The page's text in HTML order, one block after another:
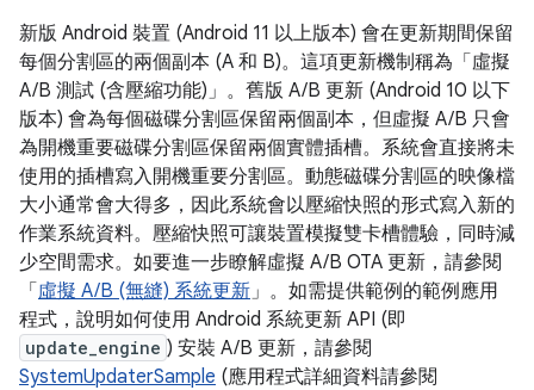
新版 Android 裝置 (Android 11 以上版本) 會在更新期間保留
每個分割區的兩個副本 (A 和 B)。這項更新機制稱為「虛擬
A/B 測試 (含壓縮功能)」。舊版 A/B 更新 (Android 10 以下
版本) 會為每個磁碟分割區保留兩個副本，但虛擬 A/B 只會
為開機重要磁碟分割區保留兩個實體插槽。系統會直接將未
使用的插槽寫入開機重要分割區。動態磁碟分割區的映像檔
大小通常會大得多，因此系統會以壓縮快照的形式寫入新的
作業系統資料。壓縮快照可讓裝置模擬雙卡槽體驗，同時減
少空間需求。如要進一步瞭解虛擬 A/B OTA 更新，請參閱
「 虛擬 A/B (無縫) 系統更新」。如需提供範例的範例應用
程式，說明如何使用 Android 系統更新 API (即
update_engine ) 安裝 A/B 更新，請參閱
SystemUpdaterSample (應用程式詳細資料請參閱